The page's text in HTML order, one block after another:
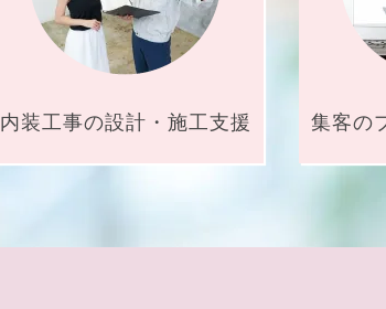
内装工事の設計・施工支援 集客の